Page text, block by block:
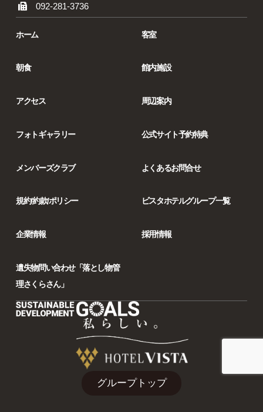
092-281-3736
ホーム 客室
朝食 館内施設
アクセス 周辺案内
フォトギャラリー 公式サイト予約特典
メンバーズクラブ よくあるお問合せ
規約/約款/ポリシー ビスタホテルグループ一覧
企業情報 採用情報
遺失物問い合わせ「落とし物管
理さくらさん」
グループトップ